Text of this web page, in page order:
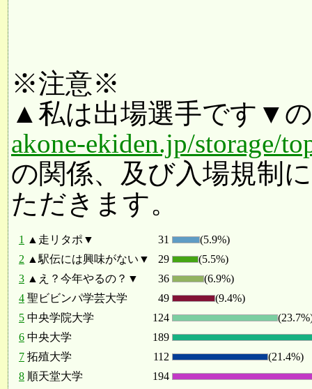
※注意※
▲私は出場選手です▼
akone-ekiden.jp/storage/
の関係、及び入場規制
ただきます。
1 ▲走リタポ▼ 31
(5.9%)
2 ▲駅伝には興味がない▼ 29
(5.5%)
3 ▲え？今年やるの？▼ 36
(6.9%)
4 聖ビビンパ学芸大学 49
(9.4%)
5 中央学院大学 124
6 中央大学
189
7 拓殖大学 112
(21.4%)
8 順天堂大学
194